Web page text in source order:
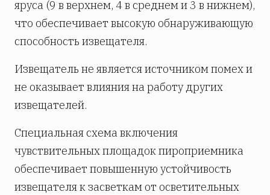
яруса (9 в верхнем, 4 в среднем и 3 в нижнем),
что обеспечивает высокую обнаруживающую
способность извещателя.
Извещатель не является источником помех и
не оказывает влияния на работу других
извещателей.
Специальная схема включения
чувствительных площадок пироприемника
обеспечивает повышенную устойчивость
извещателя к засветкам от осветительных